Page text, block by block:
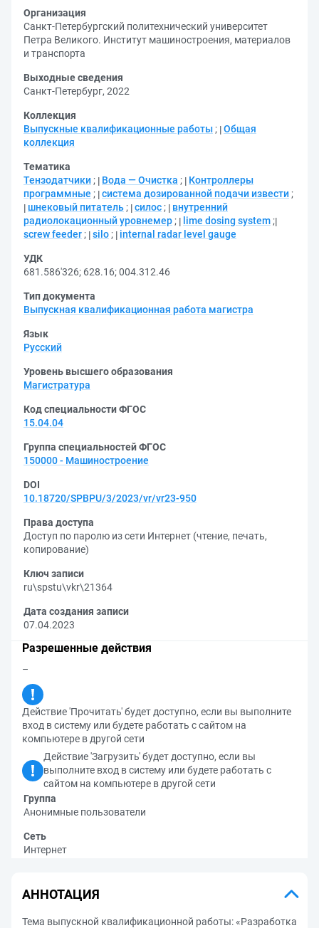
Организация
Санкт-Петербургский политехнический университет
Петра Великого. Институт машиностроения, материалов
и транспорта
Выходные сведения
Санкт-Петербург, 2022
Коллекция
Выпускные квалификационные работы ; Общая
коллекция
Тематика
Тензодатчики ; Вода — Очистка ;
Контроллеры
программные ; система дозированной подачи извести ;
шнековый питатель ; силос ;
внутренний
радиолокационный уровнемер ; lime dosing system ;
screw feeder ; silo ; internal radar level gauge
УДК
681.586'326; 628.16;004.312.46
Тип документа
Выпускная квалификационная работа магистра
Язык
Русский
Уровень высшего образования
Магистратура
Код специальности ФГОС
15.04.04
Группа специальностей ФГОС
150000 - Машиностроение
DOI
10.18720/SPBPU/3/2023/vr/vr23-950
Права доступа
Доступ по паролю из сети Интернет (чтение, печать,
копирование)
Ключ записи
ru\spstu\vkr\21364
Дата создания записи
07.04.2023
Разрешенные действия
–
Действие 'Прочитать' будет доступно, если вы выполните
вход в систему или будете работать с сайтом на
компьютере в другой сети
Действие 'Загрузить' будет доступно, если вы
выполните вход в систему или будете работать с
сайтом на компьютере в другой сети
Группа
Анонимные пользователи
Сеть
Интернет
АННОТАЦИЯ
Тема выпускной квалификационной работы: «Разработка